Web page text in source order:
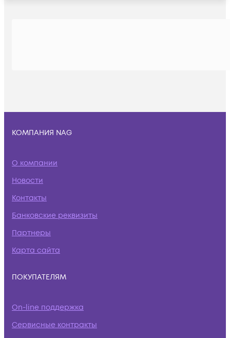
КОМПАНИЯ NAG
О компании
Новости
Контакты
Банковские реквизиты
Партнеры
Карта сайта
ПОКУПАТЕЛЯМ
On-line поддержка
Сервисные контракты